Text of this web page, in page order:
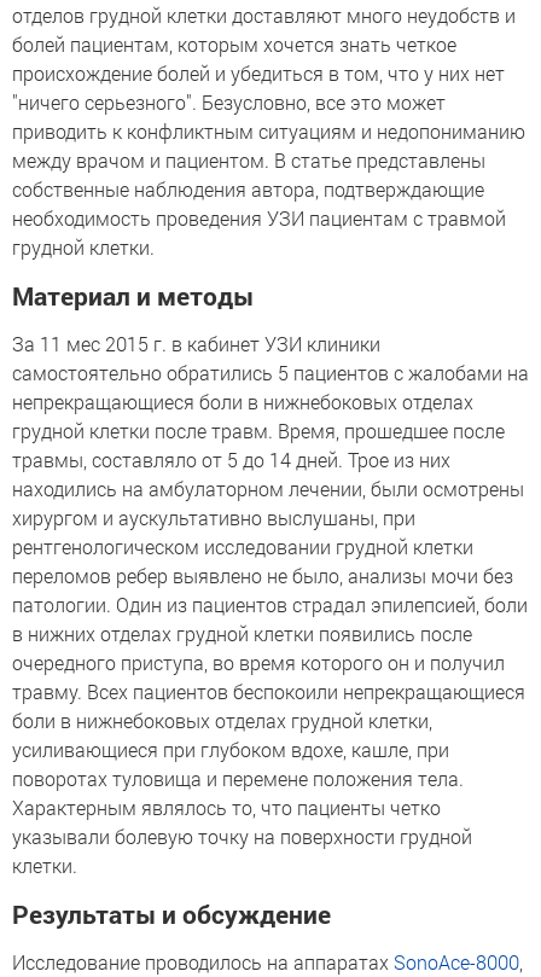
отделов грудной клетки доставляют много неудобств и
болей пациентам, которым хочется знать четкое
происхождение болей и убедиться в том, что у них нет
"ничего серьезного". Безусловно, все это может
приводить к конфликтным ситуациям и недопониманию
между врачом и пациентом. В статье представлены
собственные наблюдения автора, подтверждающие
необходимость проведения УЗИ пациентам с травмой
грудной клетки.
Материал и методы
За 11 мес 2015 г. в кабинет УЗИ клиники
самостоятельно обратились 5 пациентов с жалобами на
непрекращающиеся боли в нижнебоковых отделах
грудной клетки после травм. Время, прошедшее после
травмы, составляло от 5 до 14 дней. Трое из них
находились на амбулаторном лечении, были осмотрены
хирургом и аускультативно выслушаны, при
рентгенологическом исследовании грудной клетки
переломов ребер выявлено не было, анализы мочи без
патологии. Один из пациентов страдал эпилепсией, боли
в нижних отделах грудной клетки появились после
очередного приступа, во время которого он и получил
травму. Всех пациентов беспокоили непрекращающиеся
боли в нижнебоковых отделах грудной клетки,
усиливающиеся при глубоком вдохе, кашле, при
поворотах туловища и перемене положения тела.
Характерным являлось то, что пациенты четко
указывали болевую точку на поверхности грудной
клетки.
Результаты и обсуждение
Исследование проводилось на аппаратах SonoAce-8000